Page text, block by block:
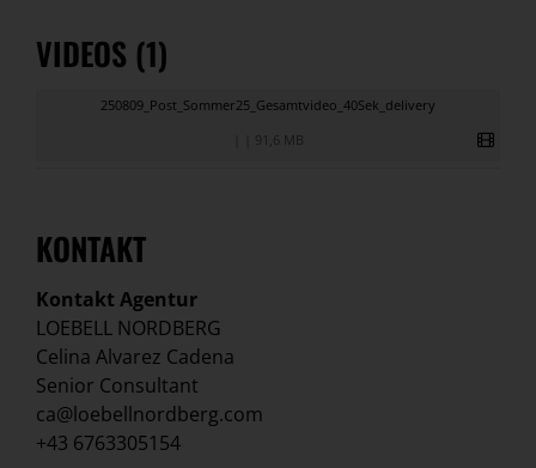
VIDEOS (1)
250809_Post_Sommer25_Gesamtvideo_40Sek_delivery
91,6 MB
KONTAKT
Kontakt Agentur
LOEBELL NORDBERG
Celina Alvarez Cadena
Senior Consultant
ca@loebellnordberg.com
+43 6763305154